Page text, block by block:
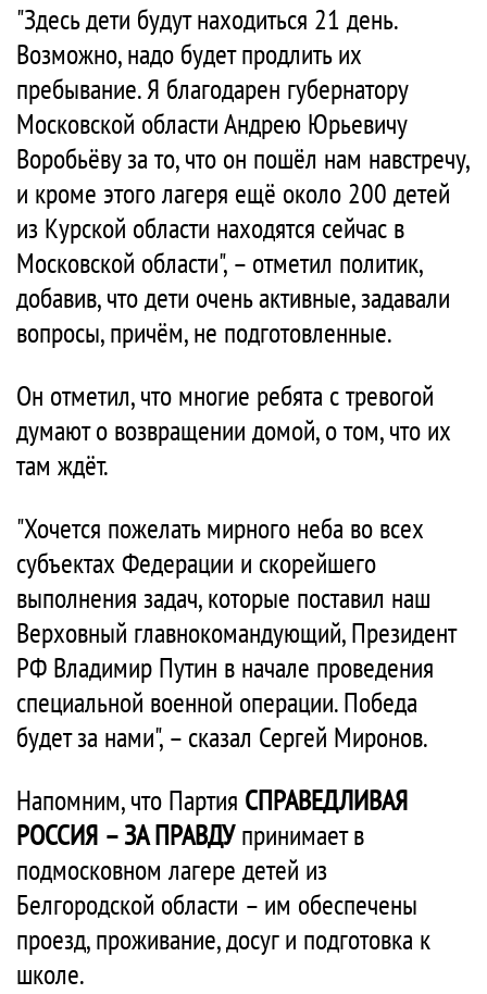
"Здесь дети будут находиться 21 день.
Возможно, надо будет продлить их
пребывание. Я благодарен губернатору
Московской области Андрею Юрьевичу
Воробьёву за то, что он пошёл нам навстречу,
и кроме этого лагеря ещё около 200 детей
из Курской области находятся сейчас в
Московской области", – отметил политик,
добавив, что дети очень активные, задавали
вопросы, причём, не подготовленные.
Он отметил, что многие ребята с тревогой
думают о возвращении домой, о том, что их
там ждёт.
"Хочется пожелать мирного неба во всех
субъектах Федерации и скорейшего
выполнения задач, которые поставил наш
Верховный главнокомандующий, Президент
РФ Владимир Путин в начале проведения
специальной военной операции. Победа
будет за нами", – сказал Сергей Миронов.
Напомним, что Партия СПРАВЕДЛИВАЯ
РОССИЯ – ЗА ПРАВДУпринимает в
подмосковном лагере детей из
Белгородской области – им обеспечены
проезд, проживание, досуг и подготовка к
школе.